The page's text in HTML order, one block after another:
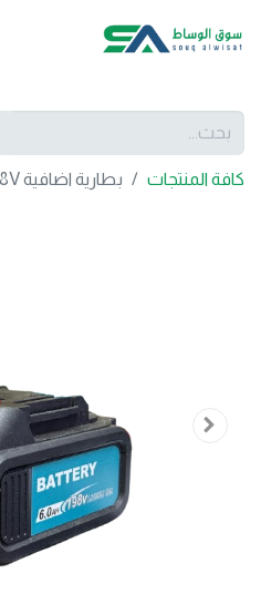
كافة المنتجات بطارية اضافية BOSS-6.0AH-198V